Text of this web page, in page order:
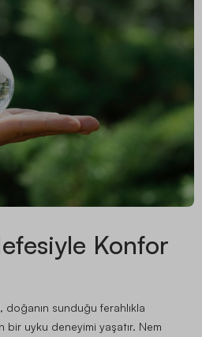
Konfor
doğanın sunduğu ferahlıkla
uyku deneyimi yaşatır. Nem